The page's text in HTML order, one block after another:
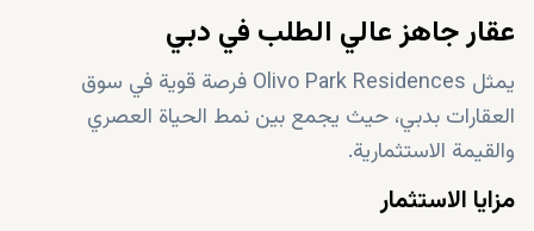
عقار جاهز عالي الطلب في دبي
يمثل Olivo Park Residences فرصة قوية في سوق
العقارات بدبي، حيث يجمع بين نمط الحياة العصري
والقيمة الاستثمارية.
مزايا الاستثمار